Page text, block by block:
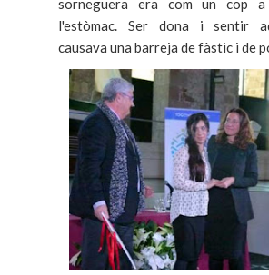
l'estòmac. Ser dona i sentir
causava una barreja de fàstic i de